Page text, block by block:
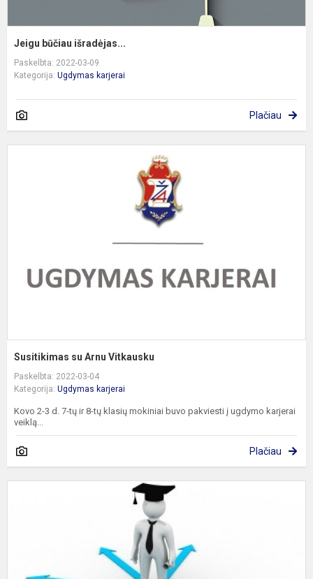
Jeigu būčiau išradėjas...
Paskelbta: 2022-03-09
Kategorija: Ugdymas karjerai
Plačiau
Susitikimas su Arnu Vitkausku
Paskelbta: 2022-03-04
Kategorija: Ugdymas karjerai
Kovo 2-3 d. 7-tų ir 8-tų klasių mokiniai buvo pakviesti į ugdymo karjerai
veiklą...
Plačiau